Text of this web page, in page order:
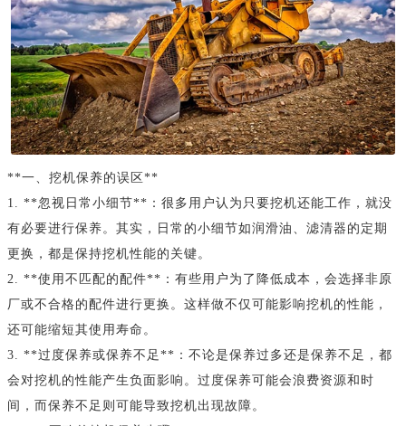
**一、挖机保养的误区**
1. **忽视日常小细节**：很多用户认为只要挖机还能工作，就没
有必要进行保养。其实，日常的小细节如润滑油、滤清器的定期
更换，都是保持挖机性能的关键。
2. **使用不匹配的配件**：有些用户为了降低成本，会选择非原
厂或不合格的配件进行更换。这样做不仅可能影响挖机的性能，
还可能缩短其使用寿命。
3. **过度保养或保养不足**：不论是保养过多还是保养不足，都
会对挖机的性能产生负面影响。过度保养可能会浪费资源和时
间，而保养不足则可能导致挖机出现故障。